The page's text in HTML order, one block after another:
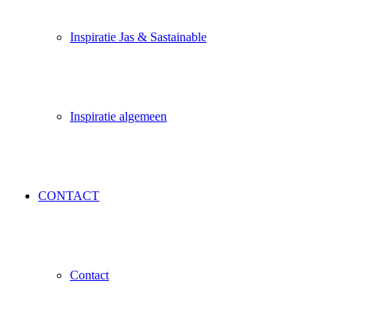
Inspiratie Jas & Sastainable
Inspiratie algemeen
CONTACT
Contact